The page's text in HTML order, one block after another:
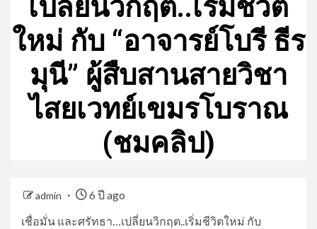
เปลี่ยนวิกฤต..เริ่มชีวิต
ใหม่ กับ “อาจารย์โบรี ธีร
มุนี” ผู้สืบสานสายวิชา
ไสยเวทย์เขมรโบราณ
(ชมคลิป)
admin
6 ปี ago
เชื่อมั่น และศรัทธา…เปลี่ยนวิกฤต..เริ่มชีวิตใหม่ กับ